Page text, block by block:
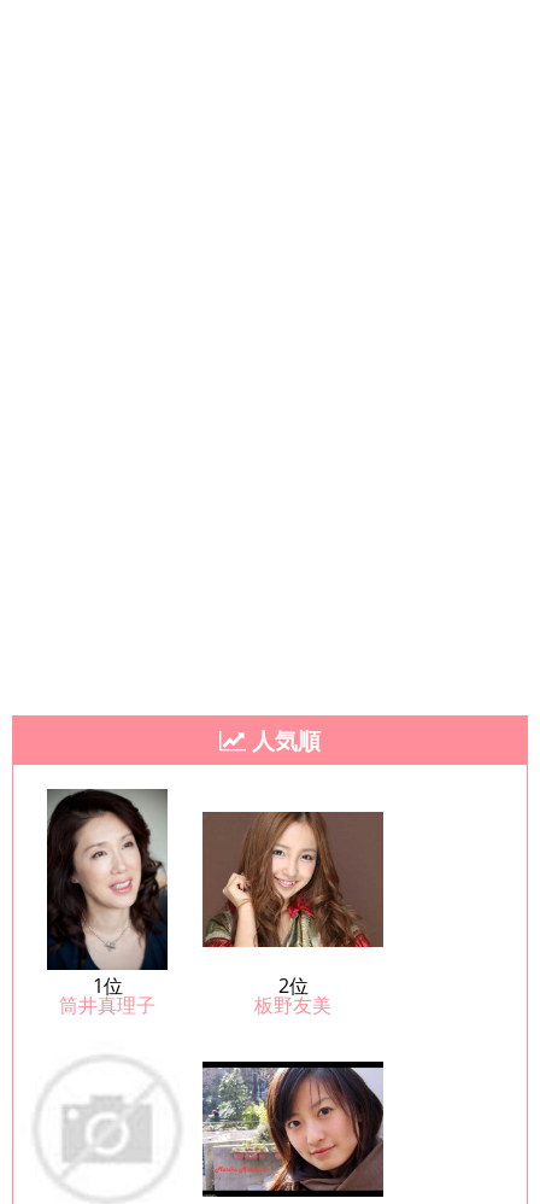
人気順
1位
筒井真理子
2位
板野友美